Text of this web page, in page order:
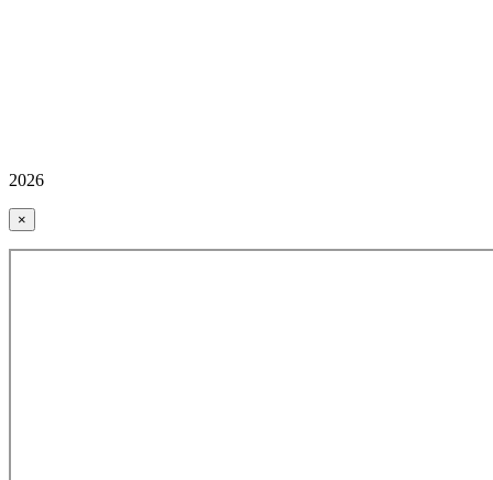
2026
×